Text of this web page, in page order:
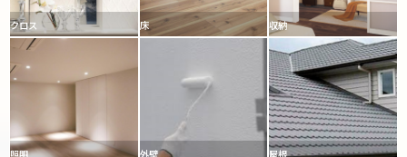
クロス 床 収納
照明 外壁 屋根